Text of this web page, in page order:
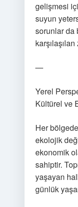
gelişmesi
suyun
sorunlar da
—
Yerel
Kültürel ve
Her
ekolojik
ekonomik
sahiptir.
yaşayan
günlük